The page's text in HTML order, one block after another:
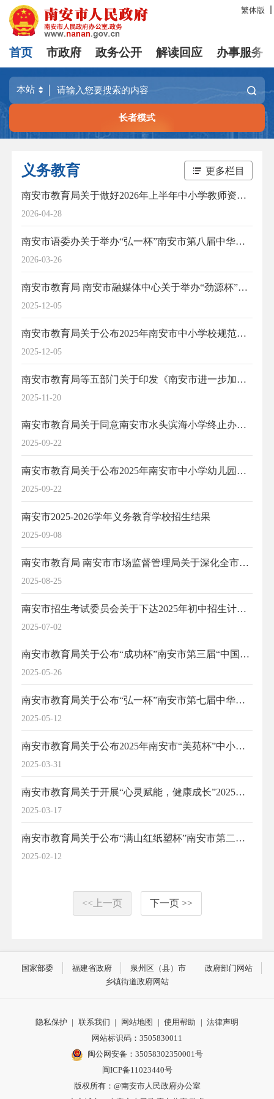
繁体版
首页 市政府 政务公开 解读回应 办事服务
长者模式
义务教育 更多栏目
2026-04-28
南安市教育局关于做好2026年上半年中小学教师资格认定工作的通知
2026-03-26
南安市语委办关于举办“弘一杯”南安市第八届中华经典诵读大赛的通知
2025-12-05
南安市教育局 南安市融媒体中心关于举办“劲源杯”南安市第七届校园汉字听写电视争霸赛的通知
2025-12-05
南安市教育局关于公布2025年南安市中小学校规范汉字书写大赛获奖名单的通知
2025-11-20
南安市教育局等五部门关于印发《南安市进一步加强全市中小学体育与健康工作的若干措施》的通知
2025-09-22
南安市教育局关于同意南安市水头滨海小学终止办学的批复
2025-09-22
南安市教育局关于公布2025年南安市中小学幼儿园师生艺术展演节目和学生乐团“满天星”夏令营等获奖名单的通知
2025-09-08
南安市2025-2026学年义务教育学校招生结果
2025-08-25
南安市教育局 南安市市场监督管理局关于深化全市中小学生校服管理工作的通知
2025-07-02
南安市招生考试委员会关于下达2025年初中招生计划的通知
2025-05-26
南安市教育局关于公布“成功杯”南安市第三届“中国诗词大会”校园挑战赛获奖名单的通知
2025-05-12
南安市教育局关于公布“弘一杯”南安市第七届中华经典诵读大赛获奖名单的通知
2025-03-31
南安市教育局关于公布2025年南安市“美苑杯”中小学美术书法现场比赛获奖名单的通知
2025-03-17
南安市教育局关于开展“心灵赋能，健康成长”2025年学校心理健康教育宣传月活动的通知
2025-02-12
南安市教育局关于公布“满山红纸塑杯”南安市第二届闽南童谣大赛获奖名单的通知
<<上一页 下一页 >>
国家部委 福建省政府 泉州区（县）市
政府部门网站
乡镇街道政府网站
隐私保护 | 联系我们 | 网站地图 | 使用帮助 | 法律声明
网站标识码：3505830011
闽公网安备：35058302350001号
闽ICP备11023440号
版权所有：@南安市人民政府办公室